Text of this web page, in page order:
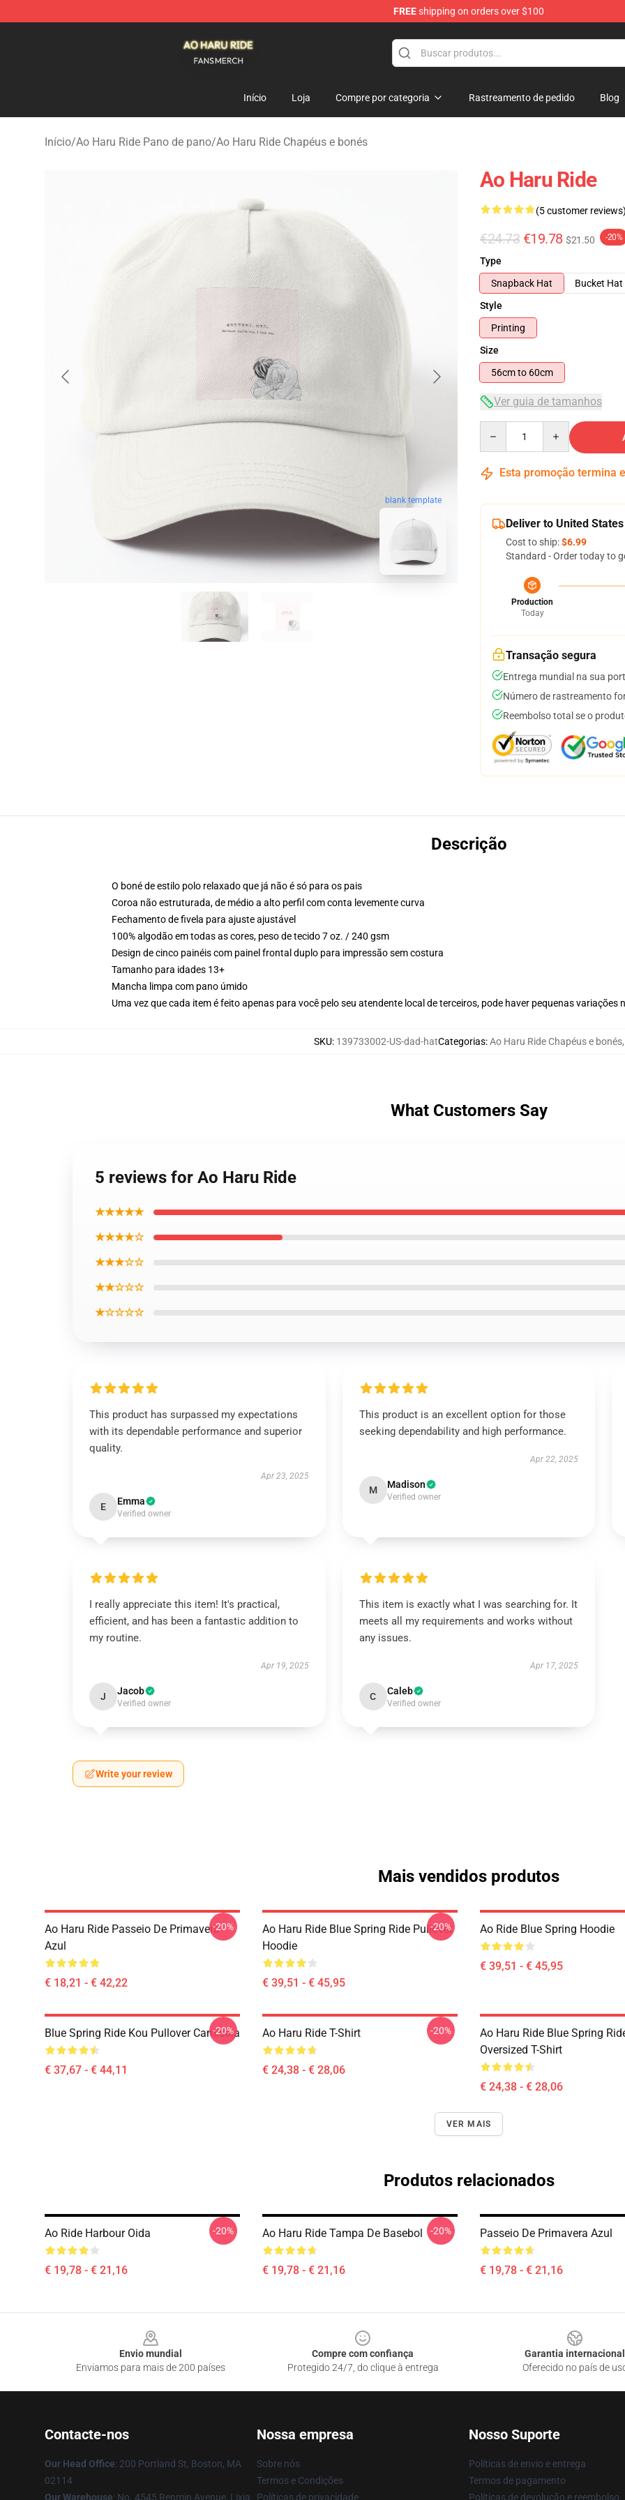
FREEshipping on orders over $100
Início Loja Compre por categoria Rastreamento de pedido Blog
Início/Ao Haru Ride Pano de pano/Ao Haru Ride Chapéus e bonés
blank template
Ao Haru Ride
(5 customer reviews)
€24.73 €19.78 $21.50 -20%
Type
Snapback Hat
Bucket Hat
Style
Printing
Size
56cm to 60cm
Ver guia de tamanhos
Esta promoção termina
Deliver to United States
Cost to ship:$6.99
Standard - Order today to
Production
Today
Transação segura
Entrega mundial na sua
Número de rastreamento
Reembolso total se o
Descrição
O boné de estilo polo relaxado que já não é só para os pais
Coroa não estruturada, de médio a alto perfil com conta levemente curva
Fechamento de fivela para ajuste ajustável
100% algodão em todas as cores, peso de tecido 7 oz. / 240 gsm
Design de cinco painéis com painel frontal duplo para impressão sem costura
Tamanho para idades 13+
Mancha limpa com pano úmido
Uma vez que cada item é feito apenas para você pelo seu atendente local de terceiros, pode haver pequenas variações
SKU: 139733002-US-dad-hatCategorias:Ao Haru Ride Chapéus e bonés,
What Customers Say
5 reviews for Ao Haru Ride
★★★★★
★★★★☆
★★★☆☆
★★☆☆☆
★☆☆☆☆
This product has surpassed my expectations
with its dependable performance and superior
quality.
Apr 23, 2025
E Emma
Verified owner
This product is an excellent option for those
seeking dependability and high performance.
Apr 22, 2025
M Madison
Verified owner
I really appreciate this item! It's practical,
efficient, and has been a fantastic addition to
my routine.
Apr 19, 2025
J Jacob
Verified owner
This item is exactly what I was searching for. It
meets all my requirements and works without
any issues.
Apr 17, 2025
C Caleb
Verified owner
Write your review
Mais vendidos produtos
Ao Haru Ride Passeio De Primavera
Azul
€ 18,21 - € 42,22
-20%
Ao Haru Ride Blue Spring Ride Pullover
Hoodie
€ 39,51 - € 45,95
-20% Ao Ride Blue Spring Hoodie
€ 39,51 - € 45,95
Blue Spring Ride Kou Pullover Camisola
€ 37,67 - € 44,11
-20% Ao Haru Ride T-Shirt
€ 24,38 - € 28,06
-20%
Ao Haru Ride Blue Spring
Oversized T-Shirt
€ 24,38 - € 28,06
VER MAIS
Produtos relacionados
Ao Ride Harbour Oida
€ 19,78 - € 21,16
-20% Ao Haru Ride Tampa De Basebol
€ 19,78 - € 21,16
-20% Passeio De Primavera Azul
€ 19,78 - € 21,16
Envio mundial
Enviamos para mais de 200 países
Compre com confiança
Protegido 24/7, do clique à entrega
Garantia internacional
Oferecido no país de
Contacte-nos
Our Head Office: 200 Portland St, Boston, MA
02114
Our Warehouse: No. 4545 Renmin Avenue, Lixia
Nossa empresa
Sobre nós
Termos e Condições
Políticas de privacidade
Nosso Suporte
Políticas de envio e entrega
Termos de pagamento
Políticas de devolução e reembolso